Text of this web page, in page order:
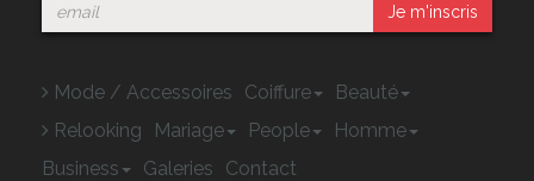
Je m'inscris
Mode / Accessoires Coiffure
Beauté
Relooking
Mariage People
Homme
Business
Galeries Contact